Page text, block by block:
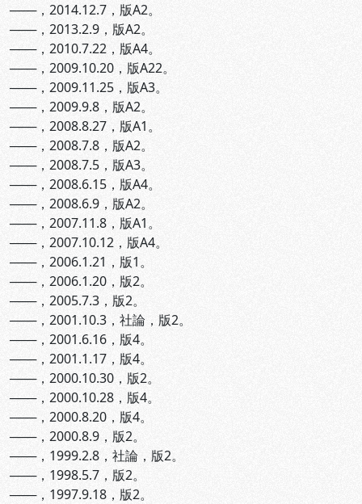
───，2014.12.7，版A2。
───，2013.2.9，版A2。
───，2010.7.22，版A4。
───，2009.10.20，版A22。
───，2009.11.25，版A3。
───，2009.9.8，版A2。
───，2008.8.27，版A1。
───，2008.7.8，版A2。
───，2008.7.5，版A3。
───，2008.6.15，版A4。
───，2008.6.9，版A2。
───，2007.11.8，版A1。
───，2007.10.12，版A4。
───，2006.1.21，版1。
───，2006.1.20，版2。
───，2005.7.3，版2。
───，2001.10.3，社論，版2。
───，2001.6.16，版4。
───，2001.1.17，版4。
───，2000.10.30，版2。
───，2000.10.28，版4。
───，2000.8.20，版4。
───，2000.8.9，版2。
───，1999.2.8，社論，版2。
───，1998.5.7，版2。
───，1997.9.18，版2。